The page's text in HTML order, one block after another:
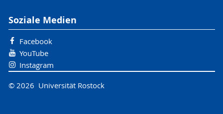
Soziale Medien
Facebook
YouTube
Instagram
© 2026 Universität Rostock